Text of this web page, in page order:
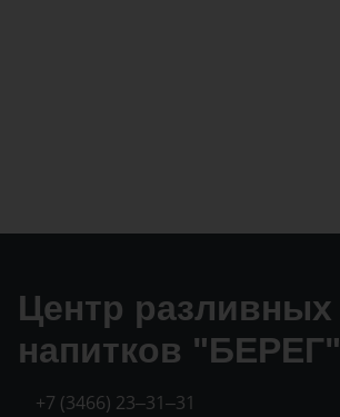
Центр разливных
напитков "БЕРЕГ"
+7 (3466) 23‒31‒31